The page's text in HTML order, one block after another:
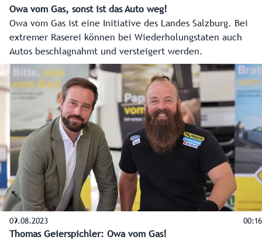
Owa vom Gas, sonst ist das Auto weg!
Owa vom Gas ist eine Initiative des Landes Salzburg. Bei
extremer Raserei können bei Wiederholungstaten auch
Autos beschlagnahmt und versteigert werden.
09.08.2023 00:16
Thomas Geierspichler: Owa vom Gas!